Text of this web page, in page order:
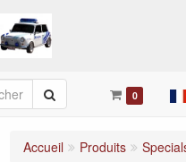
Rechercher 0
Accueil Produits